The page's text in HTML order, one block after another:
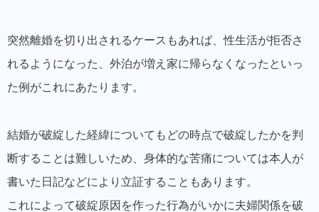
突然離婚を切り出されるケースもあれば、性生活が拒否さ
れるようになった、外泊が増え家に帰らなくなった といっ
た例がこれにあたります。
結婚が破綻した経緯についてもどの時点で破綻したかを判
断することは難しいため、身体的な苦痛については本人が
書いた日記などにより立証することもあります。
これによって破綻原因を作った行為がいかに夫婦関係を破